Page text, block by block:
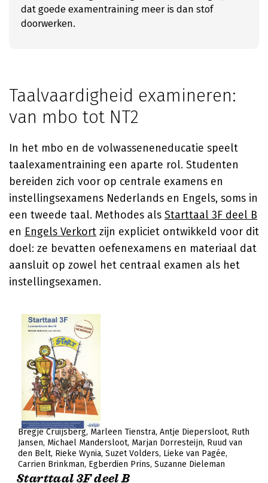
dat goede examentraining meer is dan stof
doorwerken.
Taalvaardigheid examineren:
van mbo tot NT2
In het mbo en de volwasseneneducatie speelt
taalexamentraining een aparte rol. Studenten
bereiden zich voor op centrale examens en
instellingsexamens Nederlands en Engels, soms in
een tweede taal. Methodes als Starttaal 3F deel B
en Engels Verkort zijn expliciet ontwikkeld voor dit
doel: ze bevatten oefenexamens en materiaal dat
aansluit op zowel het centraal examen als het
instellingsexamen.
Bregje Cruijsberg Marleen Tienstra Antje Diepersloot Ruth
Jansen Michael Mandersloot Marjan Dorresteijn Ruud van
den Belt Rieke Wynia Suzet Volders Lieke van Pagée
Carrien Brinkman Egberdien Prins Suzanne Dieleman
Starttaal 3F deel B